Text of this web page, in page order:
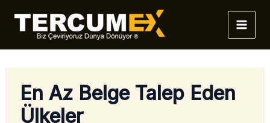
atla
En Az Belge Talep Eden
Ülkeler